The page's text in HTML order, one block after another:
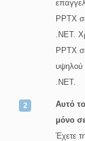
PPTX
.NET.
PPTX
υψηλού
.NET.
Αυτό
μόνο
Έχετε